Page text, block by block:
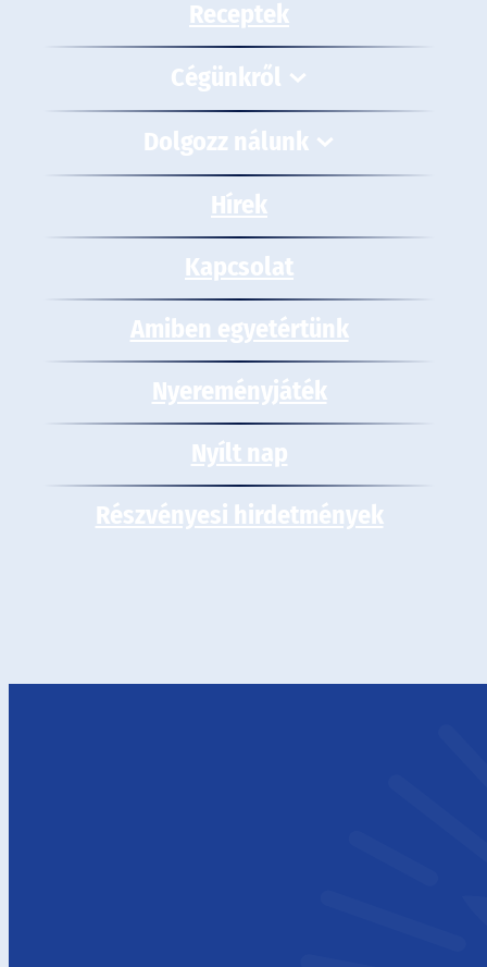
Receptek
Cégünkről
Dolgozz nálunk
Hírek
Kapcsolat
Amiben egyetértünk
Nyereményjáték
Nyílt nap
Részvényesi hirdetmények